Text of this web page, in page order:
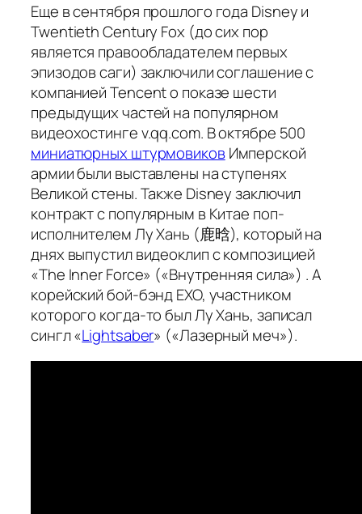
Еще в сентября прошлого года Disney и
Twentieth Century Fox (до сих пор
является правообладателем первых
эпизодов саги) заключили соглашение с
компанией Tencent о показе шести
предыдущих частей на популярном
видеохостинге v.qq.com. В октябре 500
миниатюрных штурмовиковИмперской
армии были выставлены на ступенях
Великой стены. Также Disney заключил
контракт с популярным в Китае поп-
исполнителем Лу Хань (鹿晗), который на
днях выпустил видеоклип с композицией
«The Inner Force» («Внутренняя сила») . А
корейский бой-бэнд EXO, участником
которого когда-то был Лу Хань, записал
сингл «Lightsaber» («Лазерный меч»).